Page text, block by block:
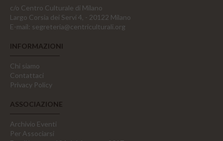
c/o Centro Culturale di Milano
Largo Corsia dei Servi 4, - 20122 Milano
E-mail: segreteria@centriculturali.org
INFORMAZIONI
Chi siamo
Contattaci
Privacy Policy
ASSOCIAZIONE
Archivio Eventi
Per Associarsi